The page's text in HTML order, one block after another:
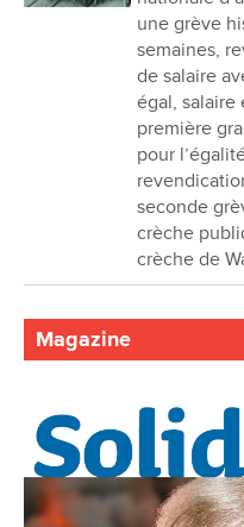
une grève
semaines,
de salaire
égal, salaire
première
pour
seconde
crèche
crèche de
Magazine